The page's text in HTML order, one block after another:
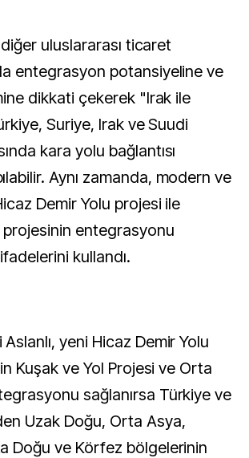
diğer uluslararası ticaret
entegrasyon potansiyeline ve
dikkati çekerek "Irak ile
Suriye, Irak ve Suudi
kara yolu bağlantısı
Aynı zamanda, modern ve
Demir Yolu projesi ile
projesinin entegrasyonu
kullandı.
yeni Hicaz Demir Yolu
Kuşak ve Yol Projesi ve Orta
sağlanırsa Türkiye ve
Uzak Doğu, Orta Asya,
Doğu ve Körfez bölgelerinin